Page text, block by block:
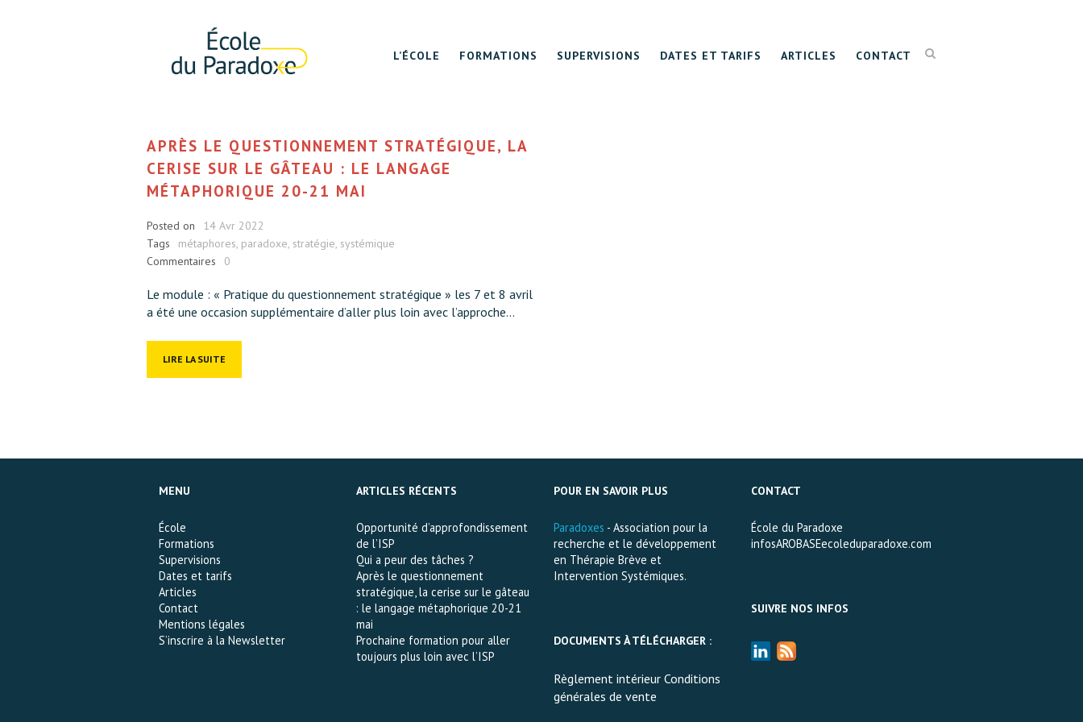
L’ÉCOLE FORMATIONS SUPERVISIONS DATES ET TARIFS ARTICLES CONTACT
APRÈS LE QUESTIONNEMENT STRATÉGIQUE, LA
CERISE SUR LE GÂTEAU : LE LANGAGE
MÉTAPHORIQUE 20-21 MAI
Posted on
14 Avr 2022
Tags
métaphores, paradoxe, stratégie, systémique
Commentaires
0
Le module : « Pratique du questionnement stratégique » les 7 et 8 avril
a été une occasion supplémentaire d’aller plus loin avec l’approche...
LIRE LA SUITE
MENU
École
Formations
Supervisions
Dates et tarifs
Articles
Contact
Mentions légales
S’inscrire à la Newsletter
ARTICLES RÉCENTS
Opportunité d’approfondissement
de l’ISP
Qui a peur des tâches ?
Après le questionnement
stratégique, la cerise sur le gâteau
: le langage métaphorique 20-21
mai
Prochaine formation pour aller
toujours plus loin avec l’ISP
POUR EN SAVOIR PLUS
Paradoxes - Association pour la
recherche et le développement
en Thérapie Brève et
Intervention Systémiques.
DOCUMENTS À TÉLÉCHARGER :
Règlement intérieur Conditions
générales de vente
CONTACT
École du Paradoxe
infosAROBASEecoleduparadoxe.com
SUIVRE NOS INFOS